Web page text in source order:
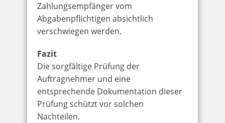
Zahlungsempfänger vom
Abgabenpflichtigen absichtlich
verschwiegen werden.
Fazit
Die sorgfältige Prüfung der
Auftragnehmer und eine
entsprechende Dokumentation dieser
Prüfung schützt vor solchen
Nachteilen.